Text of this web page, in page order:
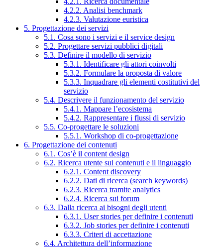
4.2.2. Analisi benchmark
4.2.3. Valutazione euristica
5. Progettazione dei servizi
5.1. Cosa sono i servizi e il service design
5.2. Progettare servizi pubblici digitali
5.3. Definire il modello di servizio
5.3.1. Identificare gli attori coinvolti
5.3.2. Formulare la proposta di valore
5.3.3. Inquadrare gli elementi costitutivi del
servizio
5.4. Descrivere il funzionamento del servizio
5.4.1. Mappare l’ecosistema
5.4.2. Rappresentare i flussi di servizio
5.5. Co-progettare le soluzioni
5.5.1. Workshop di co-progettazione
6. Progettazione dei contenuti
6.1. Cos’è il content design
6.2. Ricerca utente sui contenuti e il linguaggio
6.2.1. Content discovery
6.2.2. Dati di ricerca (search keywords)
6.2.3. Ricerca tramite analytics
6.2.4. Ricerca sui forum
6.3. Dalla ricerca ai bisogni degli utenti
6.3.1. User stories per definire i contenuti
6.3.2. Job stories per definire i contenuti
6.3.3. Criteri di accettazione
6.4. Architettura dell’informazione